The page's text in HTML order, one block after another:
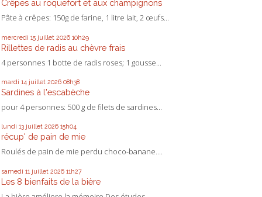
Crêpes au roquefort et aux champignons
Pâte à crêpes: 150g de farine, 1 litre lait, 2 œufs...
mercredi 15 juillet 2026 10h29
Rillettes de radis au chèvre frais
4 personnes 1 botte de radis roses; 1 gousse...
mardi 14 juillet 2026 08h38
Sardines à l'escabèche
pour 4 personnes: 500 g de filets de sardines...
lundi 13 juillet 2026 15h04
récup' de pain de mie
Roulés de pain de mie perdu choco-banane....
samedi 11 juillet 2026 11h27
Les 8 bienfaits de la bière